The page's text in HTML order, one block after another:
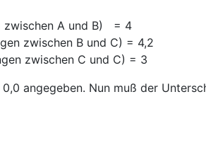
zwischen A und B) = 4
zwischen B und C) = 4,2
zwischen C und C) = 3
angegeben. Nun muß der